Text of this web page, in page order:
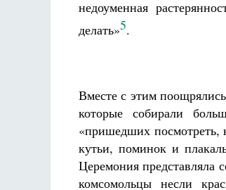
недоуменная
делать»5.
Вместе с этим
которые собирали
«пришедших посмотреть,
кутьи, поминок и
Церемония представляла
комсомольцы несли